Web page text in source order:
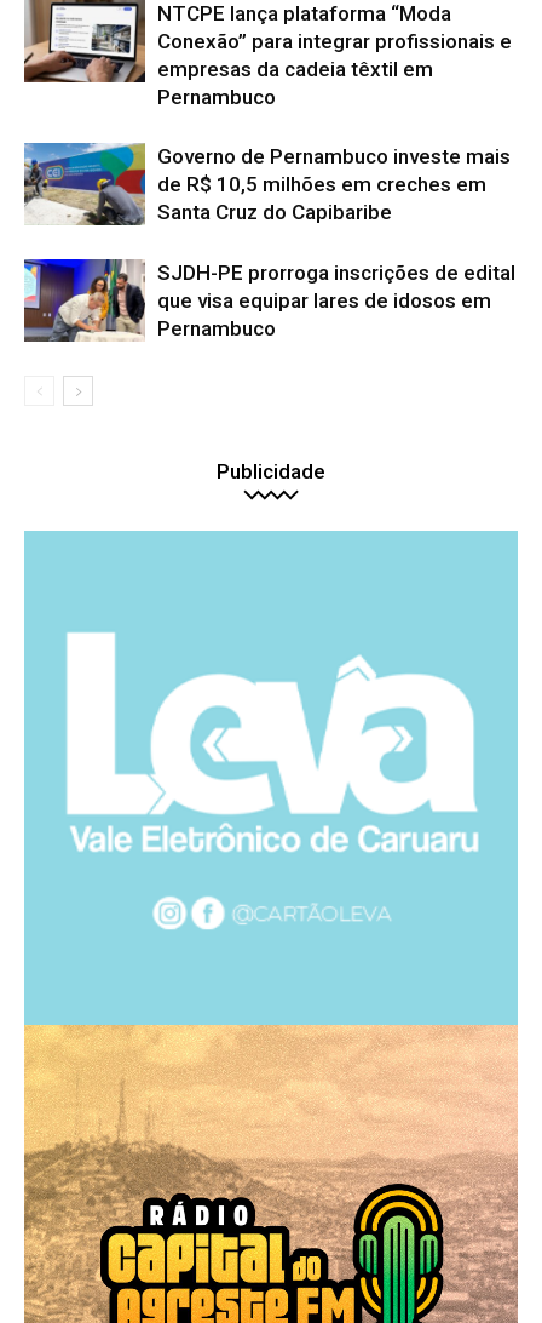
NTCPE lança plataforma “Moda
Conexão” para integrar profissionais e
empresas da cadeia têxtil em
Pernambuco
Governo de Pernambuco investe mais
de R$ 10,5 milhões em creches em
Santa Cruz do Capibaribe
SJDH-PE prorroga inscrições de edital
que visa equipar lares de idosos em
Pernambuco
Publicidade